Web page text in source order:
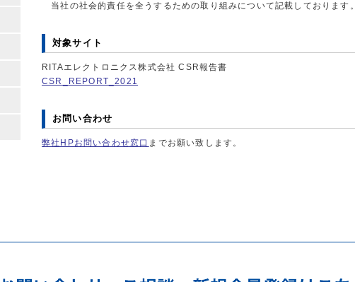
当社の社会的責任を全うするための取り組みについて記載しております。
対象サイト
RITAエレクトロニクス株式会社 CSR報告書
CSR_REPORT_2021
お問い合わせ
弊社HPお問い合わせ窓口 までお願い致します。